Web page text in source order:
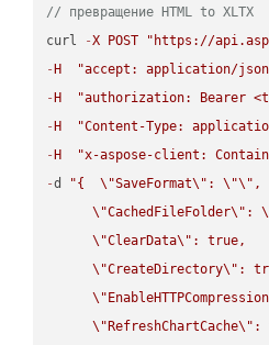
// превращение HTML to XLTX
curl
-X POST
"https://
- H
"accept: application/
- H
"authorization: Bearer
- H
"Content-Type:
- H
"x-aspose-client:
-d "{ \"SaveFormat\" : \"\" ,
\"CachedFileFolder\" :
\"ClearData\" : true,
\"CreateDirectory\" :
\" EnableHTTPCompression
\" RefreshChartCache\" :